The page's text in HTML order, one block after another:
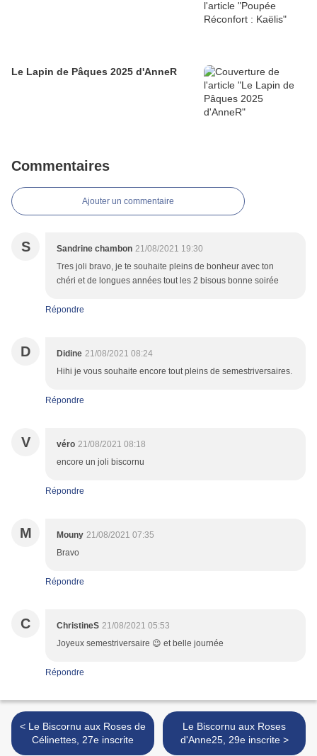
Le Lapin de Pâques 2025 d'AnneR
Commentaires
Ajouter un commentaire
S Sandrine chambon 21/08/2021 19:30
Tres joli bravo, je te souhaite pleins de bonheur avec ton
chéri et de longues années tout les 2 bisous bonne soirée
Répondre
D Didine 21/08/2021 08:24
Hihi je vous souhaite encore tout pleins de semestriversaires.
Répondre
V véro 21/08/2021 08:18
encore un joli biscornu
Répondre
M Mouny 21/08/2021 07:35
Bravo
Répondre
C ChristineS 21/08/2021 05:53
Joyeux semestriversaire 😉 et belle journée
Répondre
< Le Biscornu aux Roses de
Célinettes, 27e inscrite
Le Biscornu aux Roses
d'Anne25, 29e inscrite >